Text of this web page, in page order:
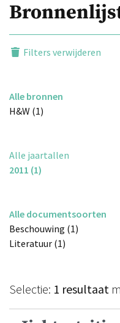
Filters verwijderen
Alle bronnen
H&W (1)
Alle jaartallen
2011 (1)
Alle documentsoorten
Beschouwing (1)
Literatuur (1)
Selectie: 1 resultaat